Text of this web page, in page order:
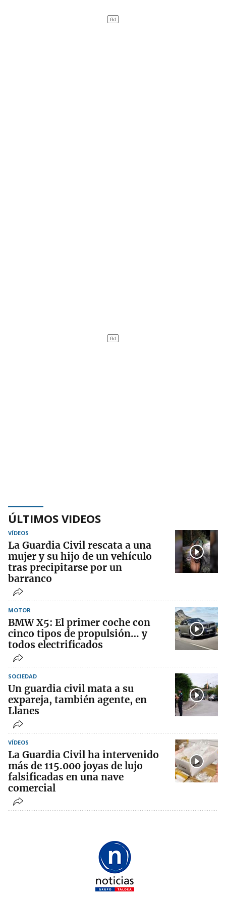
ÚLTIMOS VIDEOS
VÍDEOS
La Guardia Civil rescata a una
mujer y su hijo de un vehículo
tras precipitarse por un
barranco
MOTOR
BMW X5: El primer coche con
cinco tipos de propulsión… y
todos electrificados
SOCIEDAD
Un guardia civil mata a su
expareja, también agente, en
Llanes
VÍDEOS
La Guardia Civil ha intervenido
más de 115.000 joyas de lujo
falsificadas en una nave
comercial